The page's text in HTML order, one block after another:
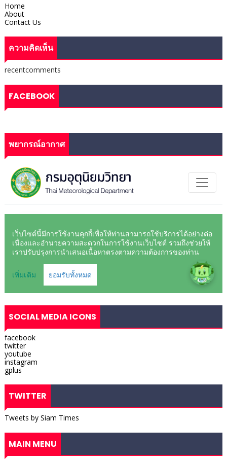
Home
About
Contact Us
ความคิดเห็น
recentcomments
FACEBOOK
พยากรณ์อากาศ
SOCIAL MEDIA ICONS
facebook
twitter
youtube
instagram
gplus
TWITTER
Tweets by Siam Times
MAIN MENU